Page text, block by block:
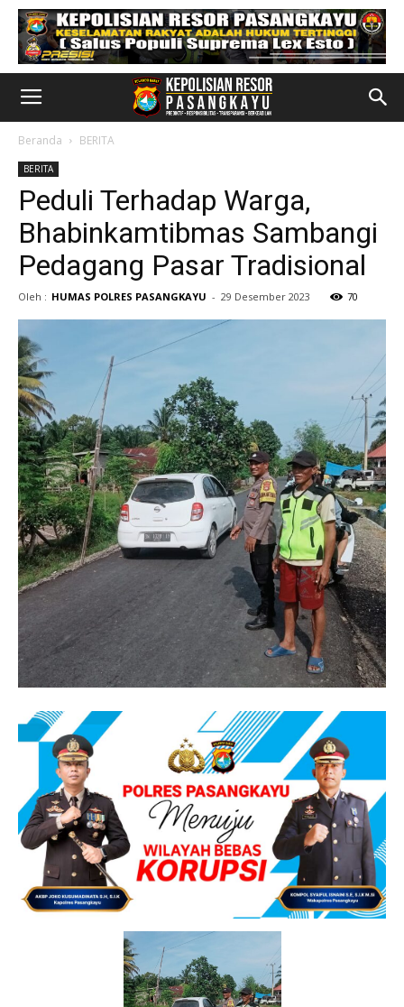
Beranda BERITA
BERITA
Peduli Terhadap Warga,
Bhabinkamtibmas Sambangi
Pedagang Pasar Tradisional
Oleh : HUMAS POLRES PASANGKAYU - 29 Desember 2023 70